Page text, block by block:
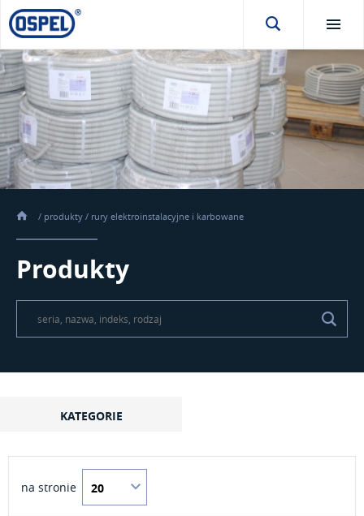
/ produkty / rury elektroinstalacyjne i karbowane
Produkty
KATEGORIE
na stronie